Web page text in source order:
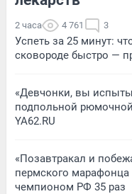
2 часа 4 761 3
Успеть за 25 минут:
сковороде быстро —
«Девчонки, вы
подпольной
YA62.RU
«Позавтракал и
пермского
чемпионом РФ 35 раз